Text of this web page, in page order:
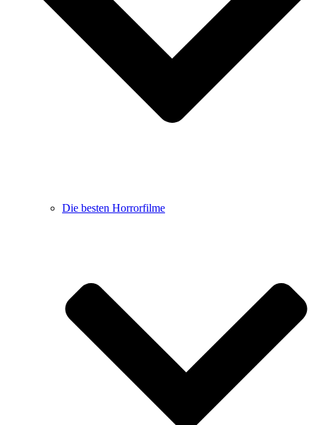
Die besten Horrorfilme